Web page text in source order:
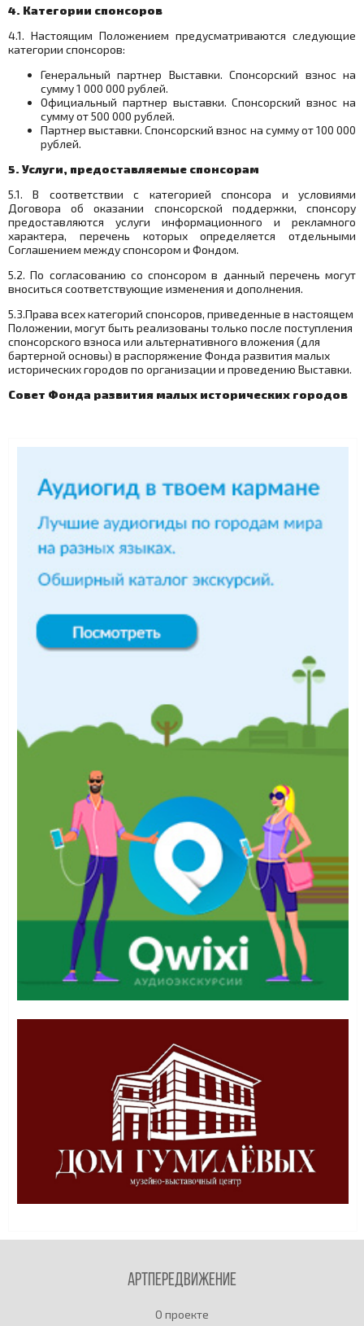
4. Категории спонсоров
4.1. Настоящим Положением предусматриваются следующие
категории спонсоров:
Генеральный партнер Выставки. Спонсорский взнос на
сумму 1 000 000 рублей.
Официальный партнер выставки. Спонсорский взнос на
сумму от 500 000 рублей.
Партнер выставки. Спонсорский взнос на сумму от 100 000
рублей.
5. Услуги, предоставляемые спонсорам
5.1. В соответствии с категорией спонсора и условиями
Договора об оказании спонсорской поддержки, спонсору
предоставляются услуги информационного и рекламного
характера, перечень которых определяется отдельными
Соглашением между спонсором и Фондом.
5.2. По согласованию со спонсором в данный перечень могут
вноситься соответствующие изменения и дополнения.
5.3.Права всех категорий спонсоров, приведенные в настоящем
Положении, могут быть реализованы только после поступления
спонсорского взноса или альтернативного вложения (для
бартерной основы) в распоряжение Фонда развития малых
исторических городов по организации и проведению Выставки.
Совет Фонда развития малых исторических городов
Артпередвижение
О проекте